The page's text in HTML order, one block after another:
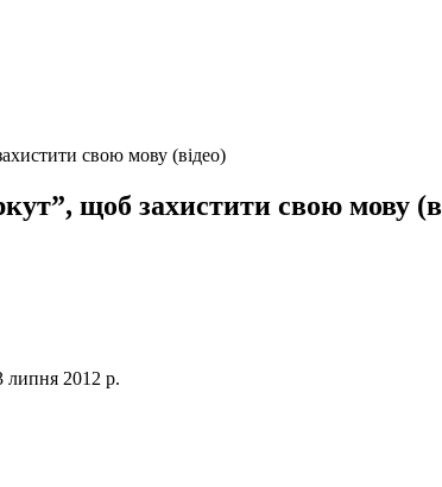
свою мову (відео)
щоб захистити свою мову
липня 2012 р.